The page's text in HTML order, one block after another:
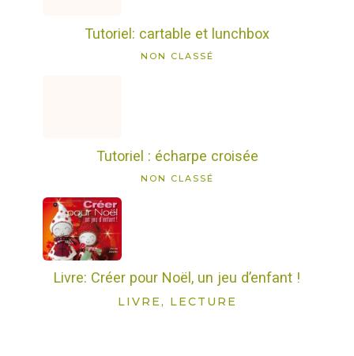
Tutoriel: cartable et lunchbox
NON CLASSÉ
Tutoriel : écharpe croisée
NON CLASSÉ
Livre: Créer pour Noël, un jeu d’enfant !
LIVRE, LECTURE